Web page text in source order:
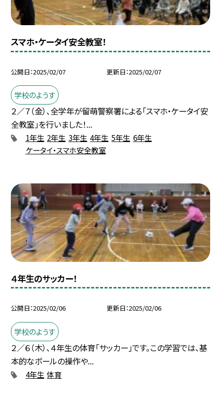
スマホ・ケータイ安全教室！
公開日 2025/02/07 更新日 2025/02/07
学校のようす
２／７（金）、全学年が留萌警察署による「スマホ・ケータイ安
全教室」を行いました！...
1年生 2年生 3年生 4年生 5年生 6年生
ケータイ・スマホ安全教室
４年生のサッカー！
公開日 2025/02/06 更新日 2025/02/06
学校のようす
２／６（木）、４年生の体育「サッカー」です。この学習では、基
本的なボールの操作や...
4年生 体育